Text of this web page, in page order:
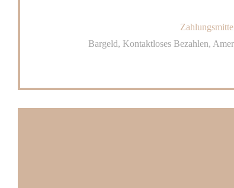
Bargeld, Kontaktloses Bezahlen,